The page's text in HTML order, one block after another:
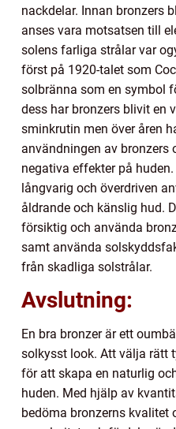
nackdelar. Innan bronzers
anses vara motsatsen till
solens farliga strålar var
först på 1920-talet som
solbränna som en symbol
dess har bronzers blivit en
sminkrutin men över åren
användningen av bronzers
negativa effekter på
långvarig och överdriven
åldrande och känslig hud.
försiktig och använda
samt använda
från skadliga solstrålar.
Avslutning:
En bra bronzer är ett
solkysst look. Att välja rätt
för att skapa en naturlig
huden. Med hjälp av
bedöma bronzerns kvalitet